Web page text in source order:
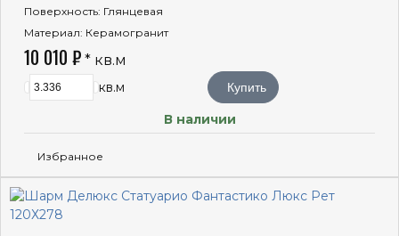
Поверхность: Глянцевая
Материал: Керамогранит
10 010 ₽ * кв.м
кв.м Купить
В наличии
Избранное